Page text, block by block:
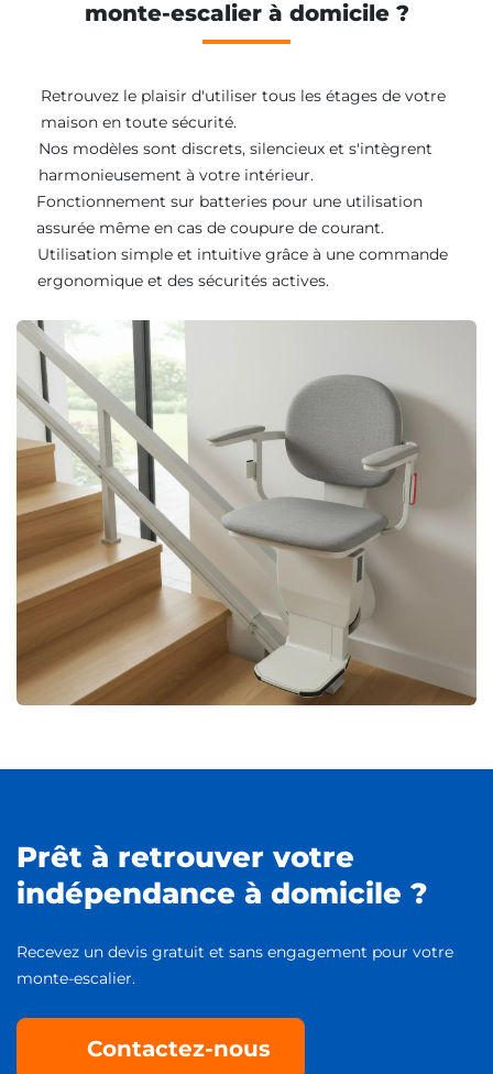
monte-escalier à domicile ?
Retrouvez le plaisir d'utiliser tous les étages de votre
maison en toute sécurité.
Nos modèles sont discrets, silencieux et s'intègrent
harmonieusement à votre intérieur.
Fonctionnement sur batteries pour une utilisation
assurée même en cas de coupure de courant.
Utilisation simple et intuitive grâce à une commande
ergonomique et des sécurités actives.
Prêt à retrouver votre
indépendance à domicile ?
Recevez un devis gratuit et sans engagement pour votre
monte-escalier.
Contactez-nous